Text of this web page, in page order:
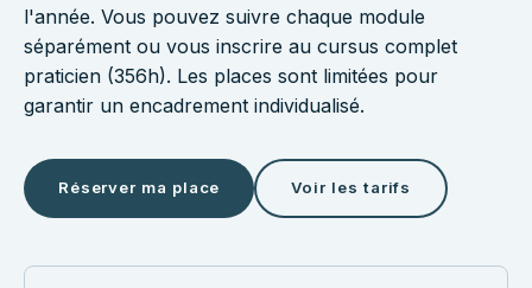
l'année. Vous pouvez suivre chaque module
séparément ou vous inscrire au cursus complet
praticien (356h). Les places sont limitées pour
garantir un encadrement individualisé.
Réserver ma place Voir les tarifs